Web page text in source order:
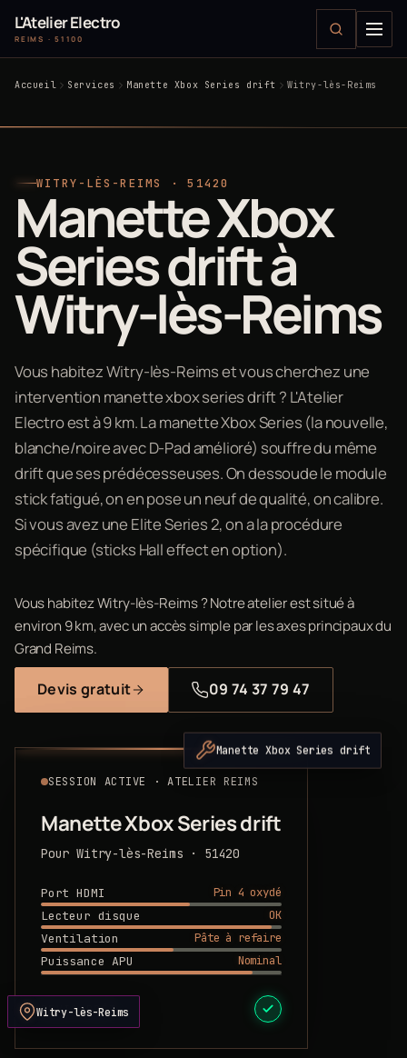
L'Atelier Electro
REIMS · 51100
Accueil Services Manette Xbox Series drift Witry-lès-Reims
WITRY-LÈS-REIMS · 51420
Manette Xbox
Series drift à
Witry-lès-Reims
Vous habitez Witry-lès-Reims et vous cherchez une
intervention manette xbox series drift ? L'Atelier
Electro est à 9 km. La manette Xbox Series (la nouvelle,
blanche/noire avec D-Pad amélioré) souffre du même
drift que ses prédécesseuses. On dessoude le module
stick fatigué, on en pose un neuf de qualité, on calibre.
Si vous avez une Elite Series 2, on a la procédure
spécifique (sticks Hall effect en option).
Vous habitez Witry-lès-Reims ? Notre atelier est situé à
environ 9 km, avec un accès simple par les axes principaux du
Grand Reims.
Devis gratuit 09 74 37 79 47
SESSION ACTIVE · ATELIER REIMS
Manette Xbox Series drift
Pour Witry-lès-Reims · 51420
Port HDMI
Pin 4 oxydé
Lecteur disque
OK
Ventilation
Pâte à refaire
Puissance APU
Nominal
DEVIS PRÊT
Manette Xbox Series drift
Witry-lès-Reims